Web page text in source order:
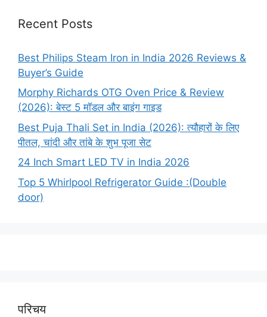
Recent Posts
Best Philips Steam Iron in India 2026 Reviews &
Buyer’s Guide
Morphy Richards OTG Oven Price & Review
(2026): बेस्ट 5 मॉडल और बाइंग गाइड
Best Puja Thali Set in India (2026): त्यौहारों के लिए
पीतल, चांदी और तांबे के शुभ पूजा सेट
24 Inch Smart LED TV in India 2026
Top 5 Whirlpool Refrigerator Guide :(Double
door)
परिचय